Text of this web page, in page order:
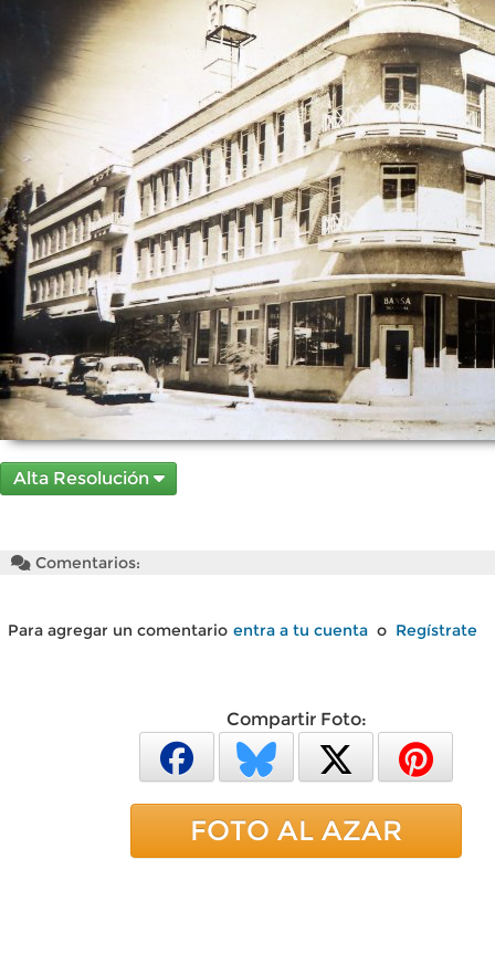
Alta Resolución
Comentarios:
Para agregar un comentario entra a tu cuenta o Regístrate
Compartir Foto:
FOTO AL AZAR